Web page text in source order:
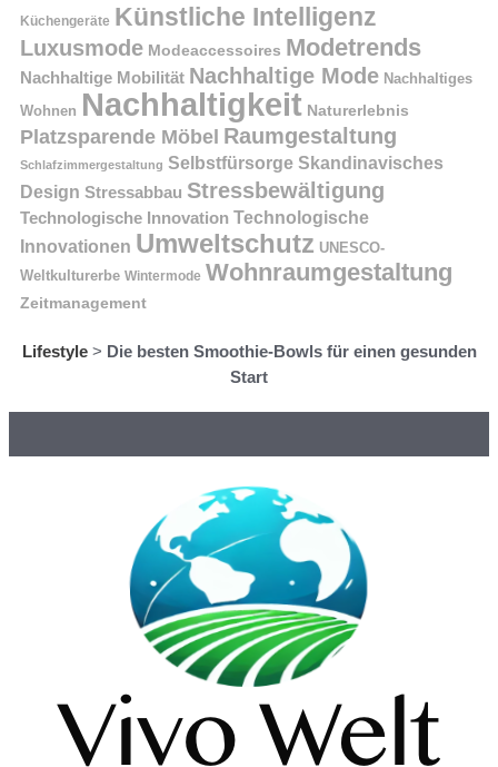
Küchengeräte Künstliche Intelligenz
Luxusmode Modeaccessoires Modetrends
Nachhaltige Mobilität Nachhaltige Mode Nachhaltiges
Wohnen Nachhaltigkeit Naturerlebnis
Platzsparende Möbel Raumgestaltung
Schlafzimmergestaltung Selbstfürsorge Skandinavisches
Design Stressabbau Stressbewältigung
Technologische Innovation Technologische
Innovationen Umweltschutz UNESCO-
Weltkulturerbe Wintermode Wohnraumgestaltung
Zeitmanagement
Lifestyle> Die besten Smoothie-Bowls für einen gesunden
Start